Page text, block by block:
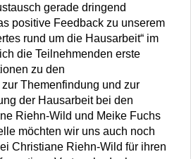
gerade dringend
positive Feedback zu unserem
rund um die Hausarbeit“ im
die Teilnehmenden erste
zu den
Themenfindung und zur
der Hausarbeit bei den
Riehn-Wild und Meike Fuchs
möchten wir uns auch noch
Christiane Riehn-Wild für ihren